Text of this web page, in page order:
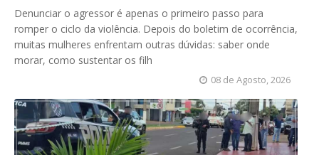
Denunciar o agressor é apenas o primeiro passo para
romper o ciclo da violência. Depois do boletim de ocorrência,
muitas mulheres enfrentam outras dúvidas: saber onde
morar, como sustentar os filh
08 de Agosto, 2026